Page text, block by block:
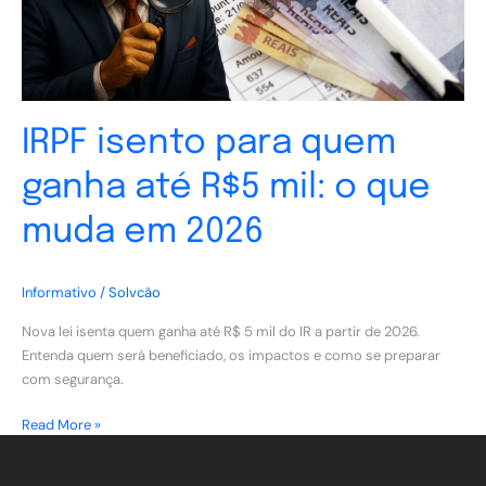
IRPF isento para quem
ganha até R$5 mil: o que
muda em 2026
Informativo /Solvcão
Nova lei isenta quem ganha até R$ 5 mil do IR a partir de 2026.
Entenda quem será beneficiado, os impactos e como se preparar
com segurança.
muda
em
2026
Read More »